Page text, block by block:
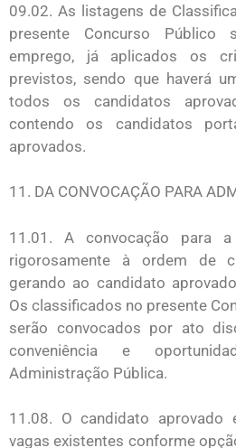
09.02. As listagens de
presente Concurso Público
emprego, já aplicados os
previstos, sendo que haverá
todos os candidatos
contendo os candidatos
aprovados.
11. DA CONVOCAÇÃO PARA
11.01. A convocação para a
rigorosamente à ordem de
gerando ao candidato
Os classificados no presente
serão convocados por ato
conveniência e
Administração Pública.
11.08. O candidato aprovado
vagas existentes conforme